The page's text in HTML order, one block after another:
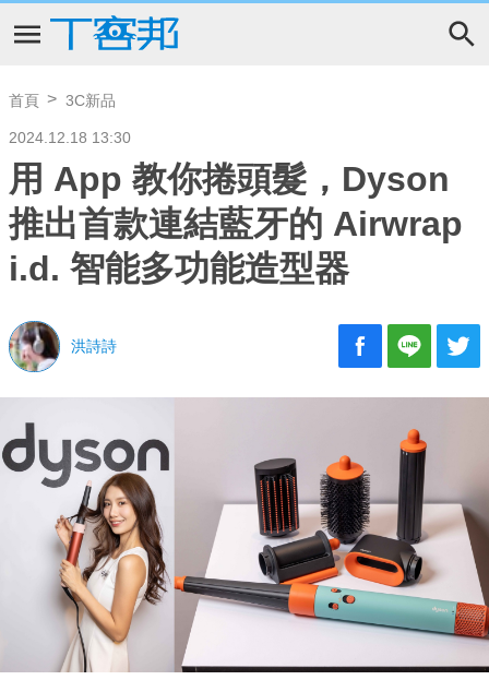
首頁 3C新品
2024.12.18 13:30
用 App 教你捲頭髮，Dyson
推出首款連結藍牙的 Airwrap
i.d. 智能多功能造型器
洪詩詩